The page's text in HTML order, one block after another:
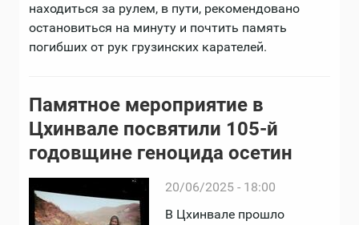
находиться за рулем, в пути, рекомендовано
остановиться на минуту и почтить память
погибших от рук грузинских карателей.
Памятное мероприятие в
Цхинвале посвятили 105-й
годовщине геноцида осетин
20/06/2025 - 18:00
В Цхинвале прошло